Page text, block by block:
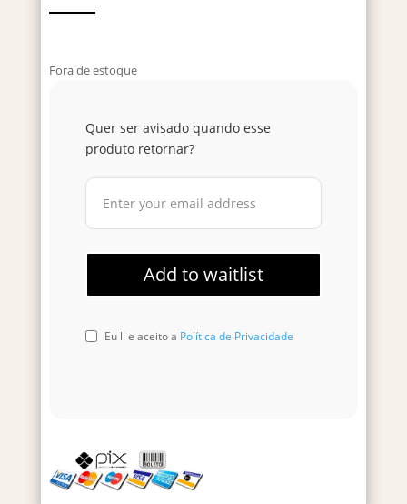
Fora de estoque
Quer ser avisado quando esse
produto retornar?
Eu li e aceito a Política de Privacidade